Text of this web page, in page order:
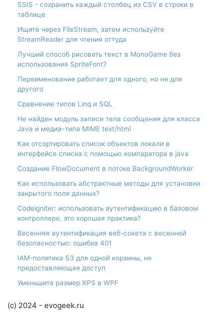
SSIS - сохранить каждый столбец из CSV в строки в
таблице
Ищите через FileStream, затем используйте
StreamReader для чтения оттуда
Лучший способ рисовать текст в MonoGame без
использования SpriteFont?
Переименование работает для одного, но не для
другого
Сравнение типов Linq и SQL
Не найден модуль записи тела сообщения для класса
Java и медиа-типа MIME text/html
Как отсортировать список объектов локали в
интерфейсе списка с помощью компаратора в java
Создание FlowDocument в потоке BackgroundWorker
Как использовать абстрактные методы для установки
закрытого поля данных?
Codeigniter: использовать аутентификацию в базовом
контроллере, это хорошая практика?
Весенняя аутентификация веб-сокета с весенней
безопасностью: ошибка 401
IAM-политика S3 для одной корзины, не
предоставляющая доступ
Уменьшите размер XPS в WPF
(c) 2024 - evogeek.ru